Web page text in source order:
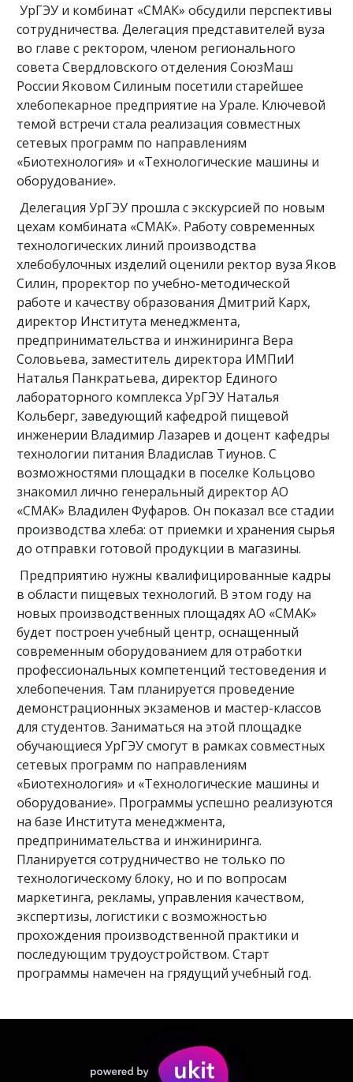
УрГЭУ и комбинат «СМАК» обсудили перспективы
сотрудничества. Делегация представителей вуза
во главе с ректором, членом регионального
совета Свердловского отделения СоюзМаш
России Яковом Силиным посетили старейшее
хлебопекарное предприятие на Урале. Ключевой
темой встречи стала реализация совместных
сетевых программ по направлениям
«Биотехнология» и «Технологические машины и
оборудование».
Делегация УрГЭУ прошла с экскурсией по новым
цехам комбината «СМАК». Работу современных
технологических линий производства
хлебобулочных изделий оценили ректор вуза Яков
Силин, проректор по учебно-методической
работе и качеству образования Дмитрий Карх,
директор Института менеджмента,
предпринимательства и инжиниринга Вера
Соловьева, заместитель директора ИМПиИ
Наталья Панкратьева, директор Единого
лабораторного комплекса УрГЭУ Наталья
Кольберг, заведующий кафедрой пищевой
инженерии Владимир Лазарев и доцент кафедры
технологии питания Владислав Тиунов. С
возможностями площадки в поселке Кольцово
знакомил лично генеральный директор АО
«СМАК» Владилен Фуфаров. Он показал все стадии
производства хлеба: от приемки и хранения сырья
до отправки готовой продукции в магазины.
Предприятию нужны квалифицированные кадры
в области пищевых технологий. В этом году на
новых производственных площадях АО «СМАК»
будет построен учебный центр, оснащенный
современным оборудованием для отработки
профессиональных компетенций тестоведения и
хлебопечения. Там планируется проведение
демонстрационных экзаменов и мастер-классов
для студентов. Заниматься на этой площадке
обучающиеся УрГЭУ смогут в рамках совместных
сетевых программ по направлениям
«Биотехнология» и «Технологические машины и
оборудование». Программы успешно реализуются
на базе Института менеджмента,
предпринимательства и инжиниринга.
Планируется сотрудничество не только по
технологическому блоку, но и по вопросам
маркетинга, рекламы, управления качеством,
экспертизы, логистики с возможностью
прохождения производственной практики и
последующим трудоустройством. Старт
программы намечен на грядущий учебный год.